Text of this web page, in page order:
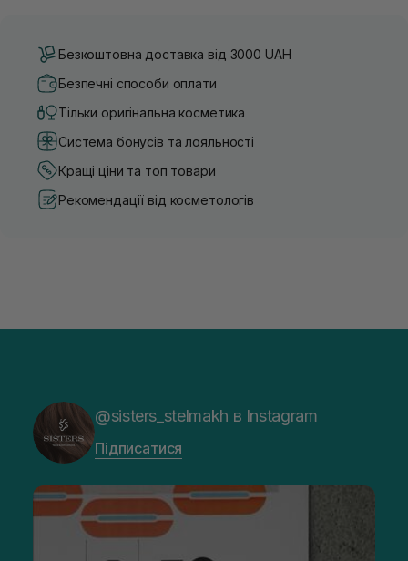
Безкоштовна доставка від 3000 UAH
Безпечні способи оплати
Тільки оригінальна косметика
Система бонусів та лояльності
Кращі ціни та топ товари
Рекомендації від косметологів
@sisters_stelmakh в Instagram
Підписатися